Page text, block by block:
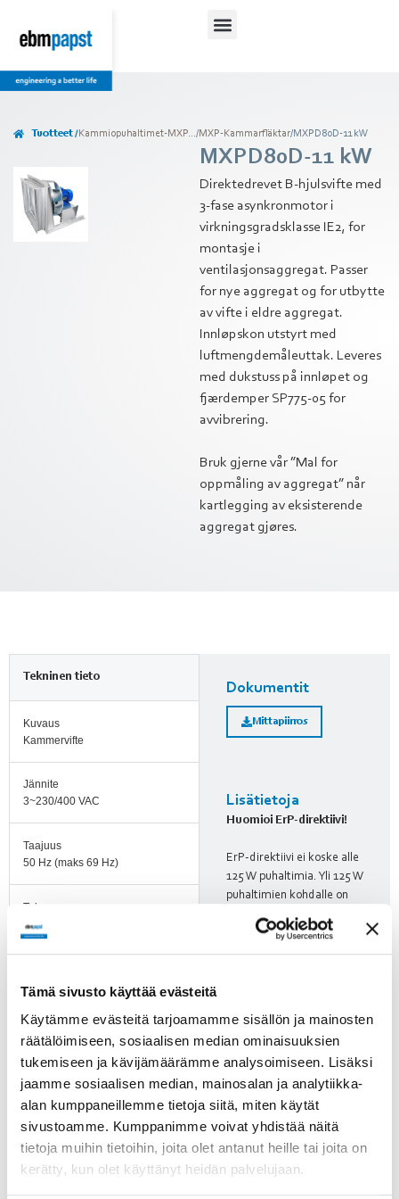
Tämä sivusto käyttää evästeitä
Käytämme evästeitä tarjoamamme sisällön ja mainosten
räätälöimiseen, sosiaalisen median ominaisuuksien
tukemiseen ja kävijämäärämme analysoimiseen. Lisäksi
jaamme sosiaalisen median, mainosalan ja analytiikka-
alan kumppaneillemme tietoja siitä, miten käytät
sivustoamme. Kumppanimme voivat yhdistää näitä
tietoja muihin tietoihin, joita olet antanut heille tai joita on
kerätty, kun olet käyttänyt heidän palvelujaan.
Tuotteet /Kammiopuhaltimet-MXP.../MXP-Kammarfläktar/MXPD80D-11 kW
MXPD80D-11 kW
Direktedrevet B-hjulsvifte med
3-fase asynkronmotor i
virkningsgradsklasse IE2, for
montasje i
ventilasjonsaggregat. Passer
for nye aggregat og for utbytte
av vifte i eldre aggregat.
Innløpskon utstyrt med
luftmengdemåleuttak. Leveres
med dukstuss på innløpet og
fjærdemper SP775-05 for
avvibrering.
Bruk gjerne vår ”Mal for
oppmåling av aggregat” når
kartlegging av eksisterende
aggregat gjøres.
Tekninen tieto
Kuvaus
Kammervifte
Jännite
3~230/400 VAC
Taajuus
50 Hz (maks 69 Hz)
Teho
11 kW
39,1 A / 22,6 A
Kierrosluku
970 rpm (maks 1350 rpm)
Ilmavirta
37000.00 l/s
Ilmavirta
10300.00 m3/h
Dokumentit
Mittapiirros
Lisätietoja
Huomioi ErP-direktiivi!
ErP-direktiivi ei koske alle
125 W puhaltimia. Yli 125 W
puhaltimien kohdalle on
merkitty, läpäiseekö tuote
direktiivin vaatimukset.
puhaltimien
turvamääräykset!